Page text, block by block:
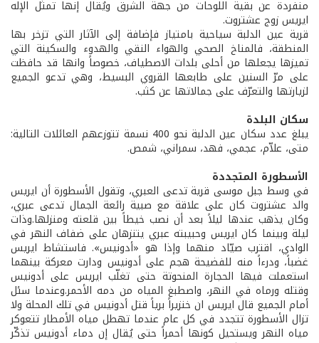
منفردة عن بقية اللوحات من جهة الشرق ويُقال إنها تمثل الإله
ايريس زوج عشتروت.
قرية عين الدلبة سياحية بامتياز فإضافة إلى الآثار التي تزخر بها
المنطقة، فالمناخ الصحي والهواء النقي والهدوء والسكينة التي
تميزها يجعلها من أحلى بلدات الاصطياف، خصوصاً وانها قد حافظت
على مرّ السنين على طابعها القروي البسيط، وهي تدعو الجميع
لزيارتها والتعرّف على جمالاتها عن كثب.
سكان البلدة
يبلغ عدد سكان عين الدلبة نحو 400 نسمة تتوزعهم العائلات التالية:
متى، علاّم، عجمي، فهد، سمراني، شمص.
الأسطورة المتجددة
في وسط جبل موسى قرية تدعى العبري، وتقول الأسطورة أن ايريس
والد عشتروت كان على علاقة مع صبية رائعة الجمال تدعى عبري،
وكان يذهب عندها ليلاً بعد أن نصب خيطاً بين قلعته ومنزلها.وذات
ليلة وبينما كان ايريس وحبيبته عبري يتنزهان على ضفاف النهر في
الوادي، اقترب صيّاد منهما وإذا هو «أدونيس». فاستشاط ايريس
غضباً، ودرءاً منه للفضيحة هجم على أدونيس ودارت معركة بينهما
استعملت فيها الحجارة المنحوتة حتى تغلّب ايريس على أدونيس
وقتله ورماه في النهر، واصطبغ المياه من دمه الأحمر.وعندما سئل
أمام الجميع قال ايريس ان خنزيراً برياً قتل أدونيس في تلك المحلة ولا
تزال الأسطورة تتجدد في كل عام عندما تهطل مياه الأمطار تتعوكر
مياه النهر ويستحيل كونها أحمراً حتى يُقال إن دماء أدونيس تذكّر